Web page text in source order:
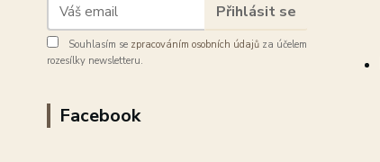
Přihlásit se
Souhlasím se zpracováním osobních údajů za účelem
rozesílky newsletteru.
Facebook